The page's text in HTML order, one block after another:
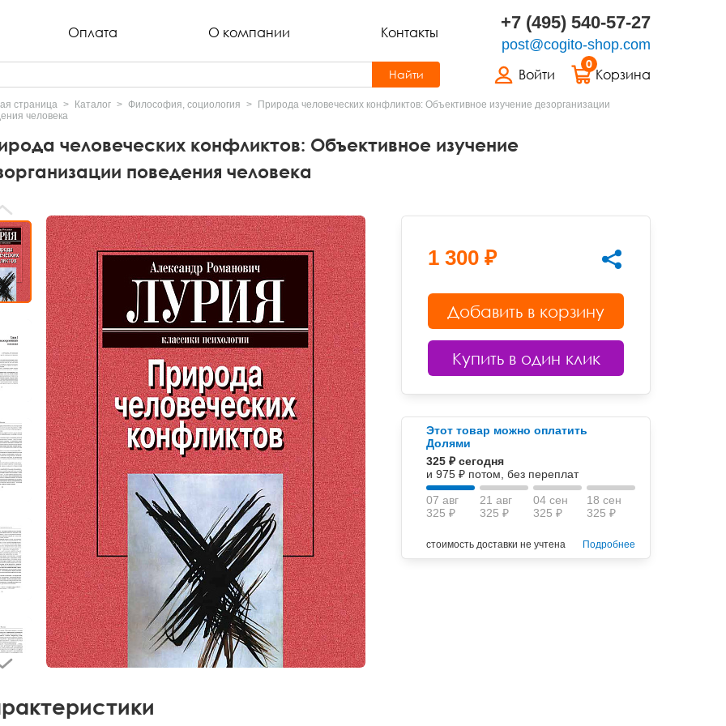
Оплата О компании Контакты +7 (495) 540-57-27
post@cogito-shop.com
Войти
0
Корзина
Найти
страница Каталог Философия, социология
Природа человеческих конфликтов: Объективное изучение дезорганизации
человека
человеческих конфликтов: Объективное изучение
поведения человека
1 300 ₽
Добавить в корзину
Купить в один клик
Этот товар можно оплатить
Долями
325 ₽ сегодня
и 975 ₽ потом, без переплат
07 авг
325 ₽
21 авг
325 ₽
04 сен
325 ₽
18 сен
325 ₽
стоимость доставки не учтена Подробнее